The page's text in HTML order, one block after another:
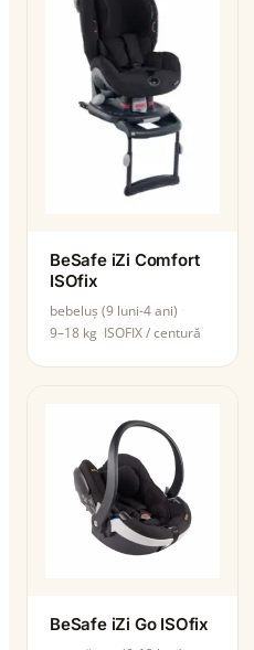
BeSafe iZi Comfort
ISOfix
bebeluș (9 luni-4 ani)
9–18 kg ISOFIX / centură
BeSafe iZi Go ISOfix